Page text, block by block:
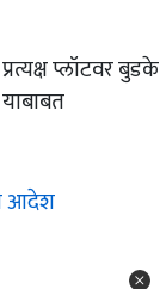
प्लॉटवर बुडके
आदेश